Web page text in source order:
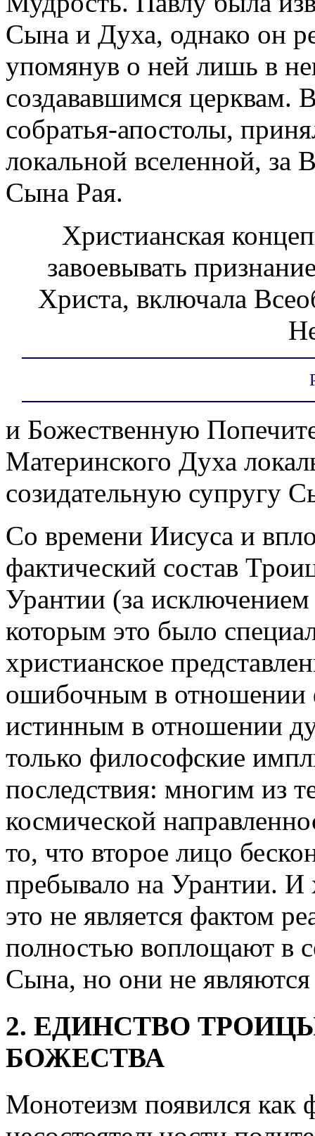
Сына и Духа, однако он
упомянув о ней лишь в
создававшимся церквам.
собратья-апостолы,
локальной вселенной, за
Сына Рая.
Христианская
завоевывать
Христа, включала
и Божественную
Материнского Духа
созидательную супругу
Со времени Иисуса и
фактический состав
Урантии (за
которым это было
христианское
ошибочным в отношении
истинным в отношении
только философские
последствия: многим из
космической
то, что второе лицо
пребывало на Урантии. И
это не является фактом
полностью воплощают в
Сына, но они не
2. ЕДИНСТВО
БОЖЕСТВА
Монотеизм появился как